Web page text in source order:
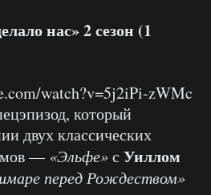
нас» 2 сезон (1
watch?v=5j2iPi-zWMc
который
двух классических
— «Эльфе»с Уиллом
перед Рождеством»